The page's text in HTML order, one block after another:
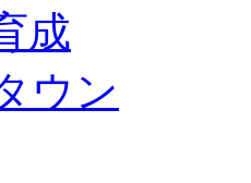
ーア）
成
ウン